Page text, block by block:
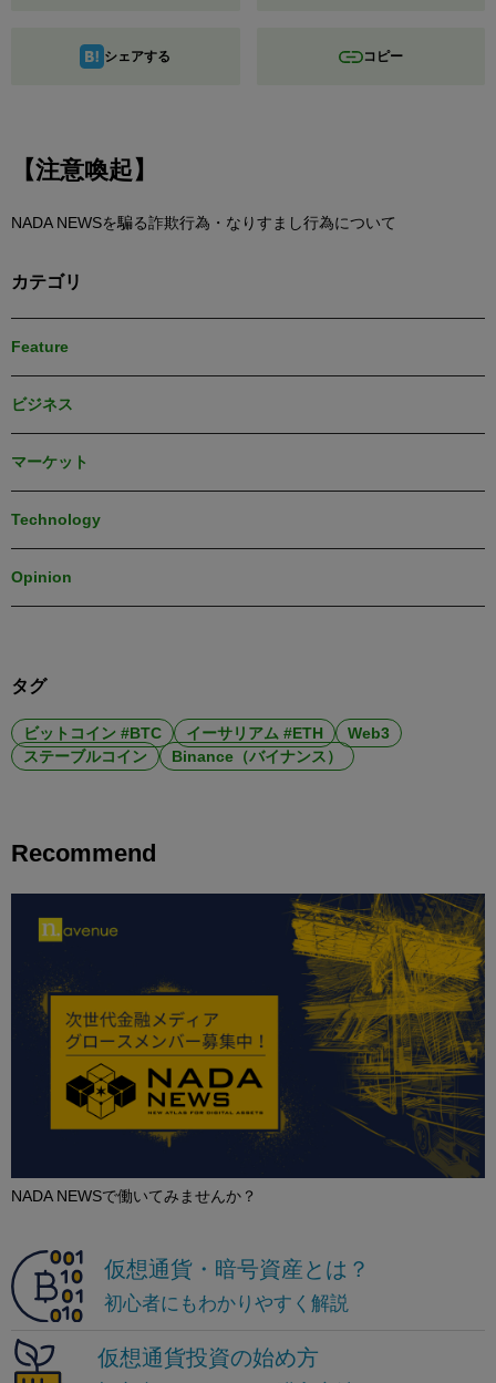
シェアする コピー
【注意喚起】
NADA NEWSを騙る詐欺行為・なりすまし行為について
カテゴリ
Feature
ビジネス
マーケット
Technology
Opinion
タグ
ビットコイン #BTC イーサリアム #ETH
Web3
ステーブルコイン
Binance（バイナンス）
Recommend
NADA NEWSで働いてみませんか？